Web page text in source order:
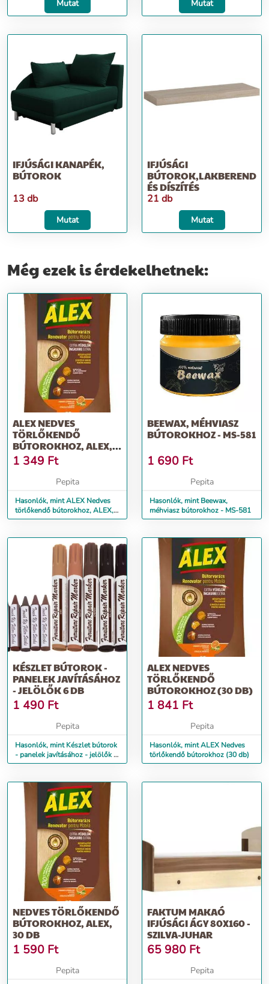
Mutat Mutat
IFJÚSÁGI KANAPÉK,
BÚTOROK
13 db
Mutat
IFJÚSÁGI
ÉS DÍSZÍTÉS
21 db
Mutat
Még ezek is érdekelhetnek:
ALEX NEDVES
TÖRLŐKENDŐ
BÚTOROKHOZ, ALEX,
30 DB
1 349 Ft
Pepita
Hasonlók, mint ALEX Nedves
törlőkendő bútorokhoz, ALEX,
30 db
BEEWAX, MÉHVIASZ
BÚTOROKHOZ - MS-581
1 690 Ft
Pepita
Hasonlók, mint Beewax,
méhviasz bútorokhoz - MS-581
KÉSZLET BÚTOROK -
PANELEK JAVÍTÁSÁHOZ
- JELÖLŐK 6 DB
1 490 Ft
Pepita
Hasonlók, mint Készlet bútorok
- panelek javításához - jelölők 6
db
ALEX NEDVES
TÖRLŐKENDŐ
BÚTOROKHOZ (30 DB)
1 841 Ft
Pepita
Hasonlók, mint ALEX Nedves
törlőkendő bútorokhoz (30 db)
NEDVES TÖRLŐKENDŐ
BÚTOROKHOZ, ALEX,
30 DB
1 590 Ft
Pepita
FAKTUM MAKAÓ
IFJÚSÁGI ÁGY 80X160 -
SZILVA-JUHAR
65 980 Ft
Pepita